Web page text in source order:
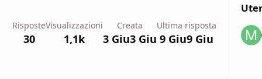
Risposte
30
Visualizzazioni
1,1k
Creata
3 Giu3 Giu
Ultima risposta
9 Giu9 Giu